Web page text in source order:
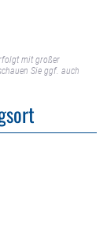
mit großer
Sie ggf. auch